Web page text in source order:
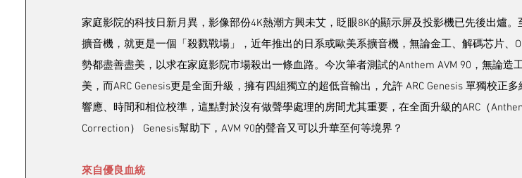
家庭影院的科技日新月異，影像部份4K熱潮方興未艾，眨眼8K的顯示屏及投影機已先後出爐
擴音機，就更是一個「殺戮戰場」，近年推出的日系或歐美系擴音機，無論金工、解碼芯片、
勢都盡善盡美，以求在家庭影院市場殺出一條血路。今次筆者測試的Anthem AVM 90，無論造
美，而ARC Genesis更是全面升級，擁有四組獨立的超低音輸出，允許 ARC Genesis 單獨校正
響應、時間和相位校準，這點對於沒有做聲學處理的房間尤其重要，在全面升級的ARC（
Correction） Genesis幫助下，AVM 90的聲音又可以升華至何等境界？
來自優良血統